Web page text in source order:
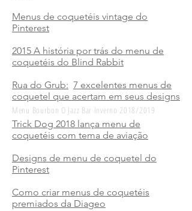
Menus de coquetéis vintage do
Pinterest
2015 A história por trás do menu de
coquetéis do Blind Rabbit
Rua do Grub: 7 excelentes menus de
coquetel que acertam em seus designs
Menu Bourbon O Jazz Bar Inverno 2018/2019
Trick Dog 2018 lança menu de
coquetéis com tema de aviação
Designs de menu de coquetel do
Pinterest
Como criar menus de coquetéis
premiados da Diageo